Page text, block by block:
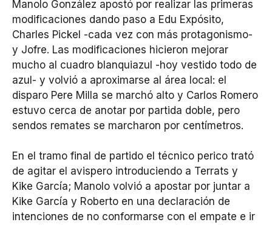
Manolo González apostó por realizar las primeras
modificaciones dando paso a Edu Expósito,
Charles Pickel -cada vez con más protagonismo-
y Jofre. Las modificaciones hicieron mejorar
mucho al cuadro blanquiazul -hoy vestido todo de
azul- y volvió a aproximarse al área local: el
disparo Pere Milla se marchó alto y Carlos Romero
estuvo cerca de anotar por partida doble, pero
sendos remates se marcharon por centímetros.
En el tramo final de partido el técnico perico trató
de agitar el avispero introduciendo a Terrats y
Kike García; Manolo volvió a apostar por juntar a
Kike García y Roberto en una declaración de
intenciones de no conformarse con el empate e ir